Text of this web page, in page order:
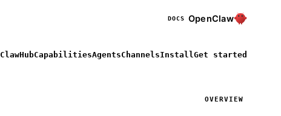
OpenClaw
DOCS
Get started
Install
Channels
Agents
Capabilities
ClawHub
OVERVIEW